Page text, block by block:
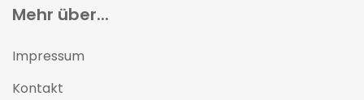
Mehr über...
Impressum
Kontakt